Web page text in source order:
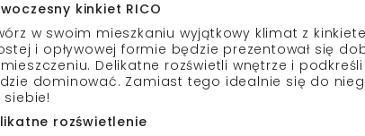
kinkiet RICO
w swoim mieszkaniu wyjątkowy klimat z
i opływowej formie będzie prezentował się
Delikatne rozświetli wnętrze i
dominować. Zamiast tego idealnie się do
siebie!
rozświetlenie